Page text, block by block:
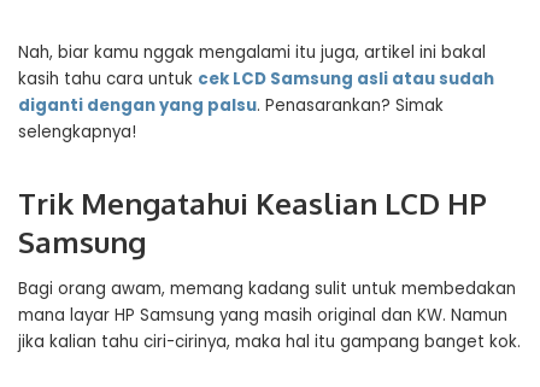
Nah, biar kamu nggak mengalami itu juga, artikel ini bakal
kasih tahu cara untuk cek LCD Samsung asli atau sudah
diganti dengan yang palsu. Penasarankan? Simak
selengkapnya!
Trik Mengatahui Keaslian LCD HP
Samsung
Bagi orang awam, memang kadang sulit untuk membedakan
mana layar HP Samsung yang masih original dan KW. Namun
jika kalian tahu ciri-cirinya, maka hal itu gampang banget kok.